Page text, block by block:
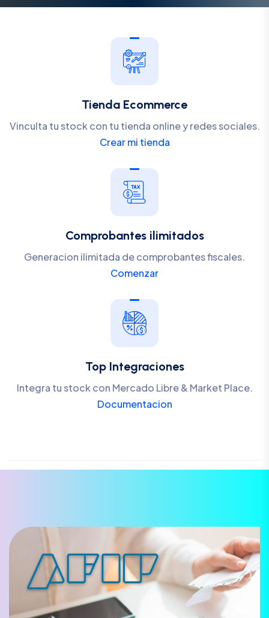
Tienda Ecommerce
Vinculta tu stock con tu tienda online y redes sociales.
Crear mi tienda
Comprobantes ilimitados
Generacion ilimitada de comprobantes fiscales.
Comenzar
Top Integraciones
Integra tu stock con Mercado Libre & Market Place.
Documentacion